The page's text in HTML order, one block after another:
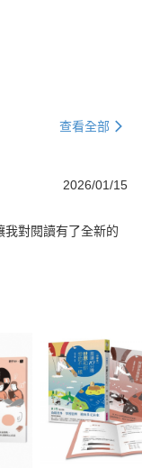
查看全部
2026/01/15
我對閱讀有了全新的